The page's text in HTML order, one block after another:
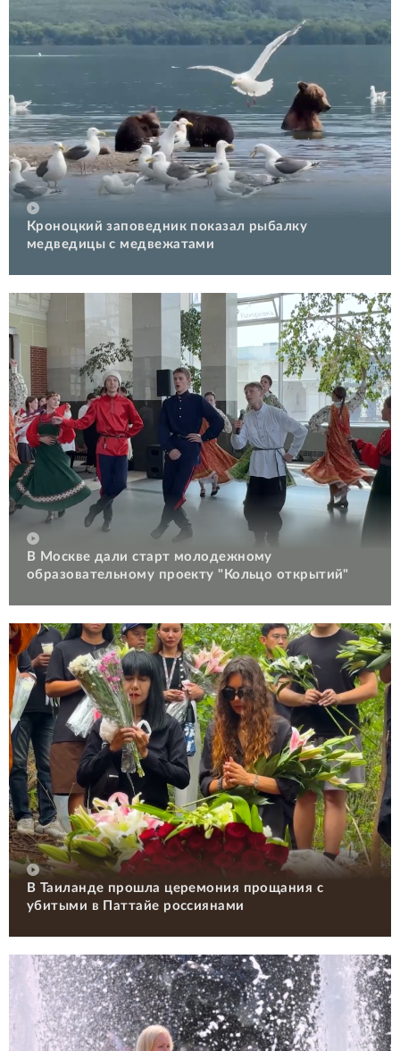
Кроноцкий заповедник показал рыбалку
медведицы с медвежатами
В Москве дали старт молодежному
образовательному проекту "Кольцо открытий"
В Таиланде прошла церемония прощания с
убитыми в Паттайе россиянами